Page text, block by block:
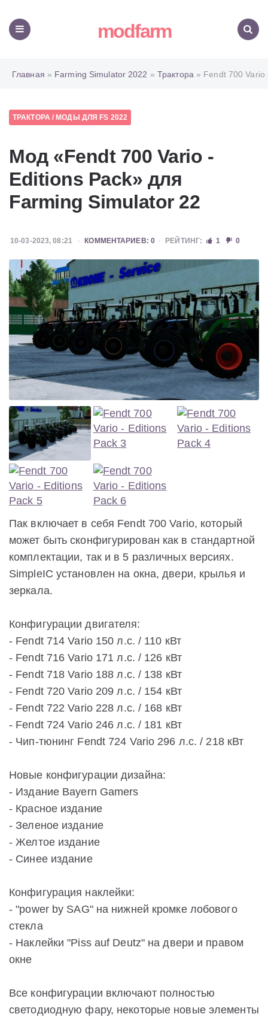
modfarm
Главная » Farming Simulator 2022 » Трактора » Fendt 700 Vario
ТРАКТОРА/ МОДЫ ДЛЯ FS 2022
Мод «Fendt 700 Vario -
Editions Pack» для
Farming Simulator 22
10-03-2023, 08:21 КОММЕНТАРИЕВ: 0 РЕЙТИНГ: 1 0
Пак включает в себя Fendt 700 Vario, который
может быть сконфигурирован как в стандартной
комплектации, так и в 5 различных версиях.
SimpleIC установлен на окна, двери, крылья и
зеркала.
Конфигурации двигателя:
- Fendt 714 Vario 150 л.с. / 110 кВт
- Fendt 716 Vario 171 л.с. / 126 кВт
- Fendt 718 Vario 188 л.с. / 138 кВт
- Fendt 720 Vario 209 л.с. / 154 кВт
- Fendt 722 Vario 228 л.с. / 168 кВт
- Fendt 724 Vario 246 л.с. / 181 кВт
- Чип-тюнинг Fendt 724 Vario 296 л.с. / 218 кВт
Новые конфигурации дизайна:
- Издание Bayern Gamers
- Красное издание
- Зеленое издание
- Желтое издание
- Синее издание
Конфигурация наклейки:
- "power by SAG" на нижней кромке лобового
стекла
- Наклейки "Piss auf Deutz" на двери и правом
окне
Все конфигурации включают полностью
светодиодную фару, некоторые новые элементы